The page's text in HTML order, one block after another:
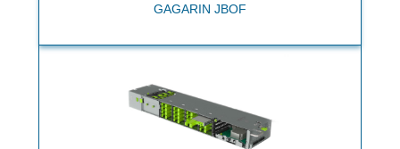
GAGARIN JBOF